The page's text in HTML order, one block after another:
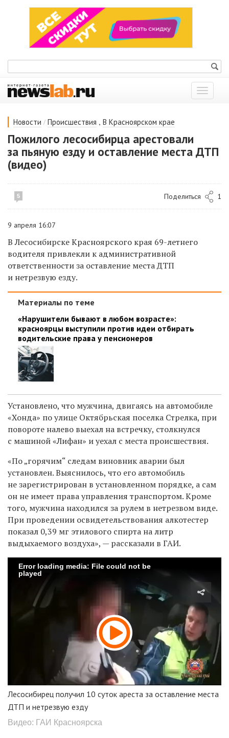
Показать
меню
Новости / Происшествия , В Красноярском крае
Пожилого лесосибирца арестовали
за пьяную езду и оставление места ДТП
(видео)
5 Поделиться 1
9 апреля 16:07
В Лесосибирске Красноярского края 69-летнего
водителя привлекли к административной
ответственности за оставление места ДТП
и нетрезвую езду.
Материалы по теме
«Нарушители бывают в любом возрасте»:
красноярцы выступили против идеи отбирать
водительские права у пенсионеров
Установлено, что мужчина, двигаясь на автомобиле
«Хонда» по улице Октябрьская поселка Стрелка, при
повороте налево выехал на встречку, столкнулся
с машиной «Лифан» и уехал с места происшествия.
«По „горячим“ следам виновник аварии был
установлен. Выяснилось, что его автомобиль
не зарегистрирован в установленном порядке, а сам
он не имеет права управления транспортом. Кроме
того, мужчина находился за рулем в нетрезвом виде.
При проведении освидетельствования алкотестер
показал 0,39 мг этилового спирта на литр
выдыхаемого воздуха», — рассказали в ГАИ.
Error loading media: File could not be
played
Лесосибирец получил 10 суток ареста за оставление места
ДТП и нетрезвую езду
Видео: ГАИ Красноярска